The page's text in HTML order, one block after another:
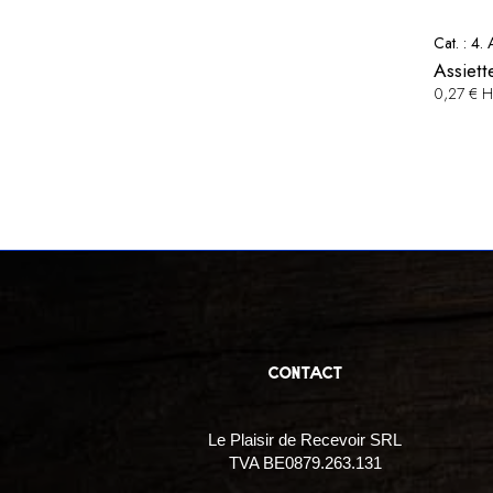
Cat. : 4.
0,27 €
contact
Le Plaisir de Recevoir SRL
TVA BE0879.263.131